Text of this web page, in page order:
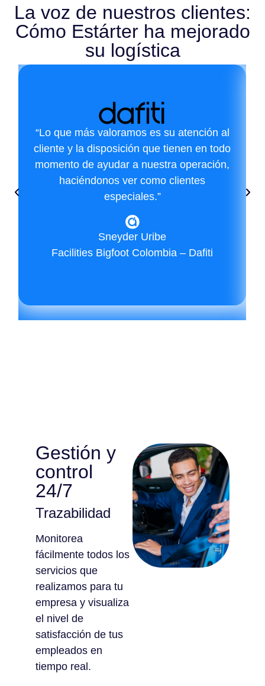
La voz de nuestros clientes:
Cómo Estárter ha mejorado
su logística
“Lo que más valoramos es su atención al
cliente y la disposición que tienen en todo
momento de ayudar a nuestra operación,
haciéndonos ver como clientes
especiales.”
Sneyder Uribe
Facilities Bigfoot Colombia – Dafiti
Gestión y
control
24/7
Trazabilidad
Monitorea
fácilmente todos los
servicios que
realizamos para tu
empresa y visualiza
el nivel de
satisfacción de tus
empleados en
tiempo real.